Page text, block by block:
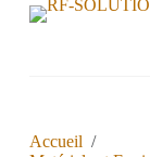
P
Accueil /